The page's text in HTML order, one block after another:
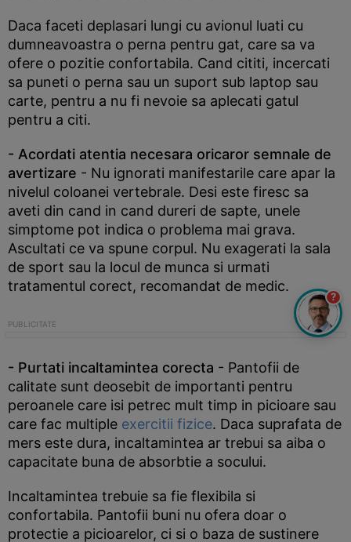
Daca faceti deplasari lungi cu avionul luati cu
dumneavoastra o perna pentru gat, care sa va
ofere o pozitie confortabila. Cand cititi, incercati
sa puneti o perna sau un suport sub laptop sau
carte, pentru a nu fi nevoie sa aplecati gatul
pentru a citi.
- Acordati atentia necesara oricaror semnale de
avertizare - Nu ignorati manifestarile care apar la
nivelul coloanei vertebrale. Desi este firesc sa
aveti din cand in cand dureri de sapte, unele
simptome pot indica o problema mai grava.
Ascultati ce va spune corpul. Nu exagerati la sala
de sport sau la locul de munca si urmati
tratamentul corect, recomandat de medic.
- Purtati incaltamintea corecta - Pantofii de
calitate sunt deosebit de importanti pentru
peroanele care isi petrec mult timp in picioare sau
care fac multiple exercitii fizice. Daca suprafata de
mers este dura, incaltamintea ar trebui sa aiba o
capacitate buna de absorbtie a socului.
Incaltamintea trebuie sa fie flexibila si
confortabila. Pantofii buni nu ofera doar o
protectie a picioarelor, ci si o baza de sustinere
?